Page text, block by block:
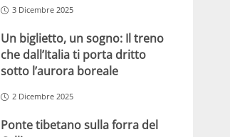
3 Dicembre 2025
Un biglietto, un sogno: Il treno
che dall’Italia ti porta dritto
sotto l’aurora boreale
2 Dicembre 2025
Ponte tibetano sulla forra del